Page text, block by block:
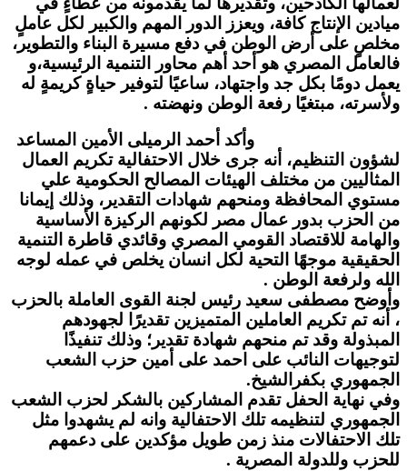
ميادين الإنتاج كافة، ويعزز الدور المهم والكبير لكل عاملٍ
مخلصٍ على أرض الوطن في دفع مسيرة البناء والتطوير،
فالعامل المصري هو أحد أهم محاور التنمية الرئيسية،و
يعمل دومًا بكل جد واجتهاد، ساعيًا لتوفير حياةٍ كريمةٍ له
ولأسرته، مبتغيًا رفعة الوطن ونهضته .
وأكد أحمد الرميلى الأمين المساعد
لشؤون التنظيم، أنه جرى خلال الاحتفالية تكريم العمال
المثاليين من مختلف الهيئات المصالح الحكومية علي
مستوي المحافظة ومنحهم شهادات التقدير، وذلك إيمانا
من الحزب بدور عمال مصر لكونهم الركيزة الأساسية
والهامة للاقتصاد القومي المصري وقائدي قاطرة التنمية
الحقيقية موجهًا التحية لكل انسان يخلص في عمله لوجه
الله ولرفعة الوطن .
وأوضح مصطفى سعيد رئيس لجنة القوى العاملة بالحزب
، أنه تم تكريم العاملين المتميزين تقديرًا لجهودهم
المبذولة وقد تم منحهم شهادة تقدير؛ وذلك تنفيذًا
لتوجيهات النائب على احمد على أمين حزب الشعب
الجمهوري بكفرالشيخ.
وفي نهاية الحفل تقدم المشاركين بالشكر لحزب الشعب
الجمهوري لتنظيمه تلك الاحتفالية وانه لم يشهدوا مثل
تلك الاحتفالات منذ زمن طويل مؤكدين على دعمهم
للحزب وللدولة المصرية .